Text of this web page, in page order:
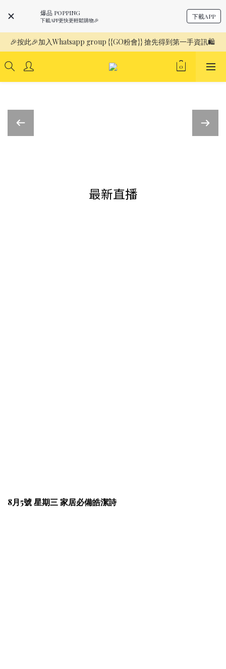
爆品 POPPING
下載APP更快更輕鬆購物🎉 下載APP
最新直播
8月5號 星期三 家居必備皓潔詩